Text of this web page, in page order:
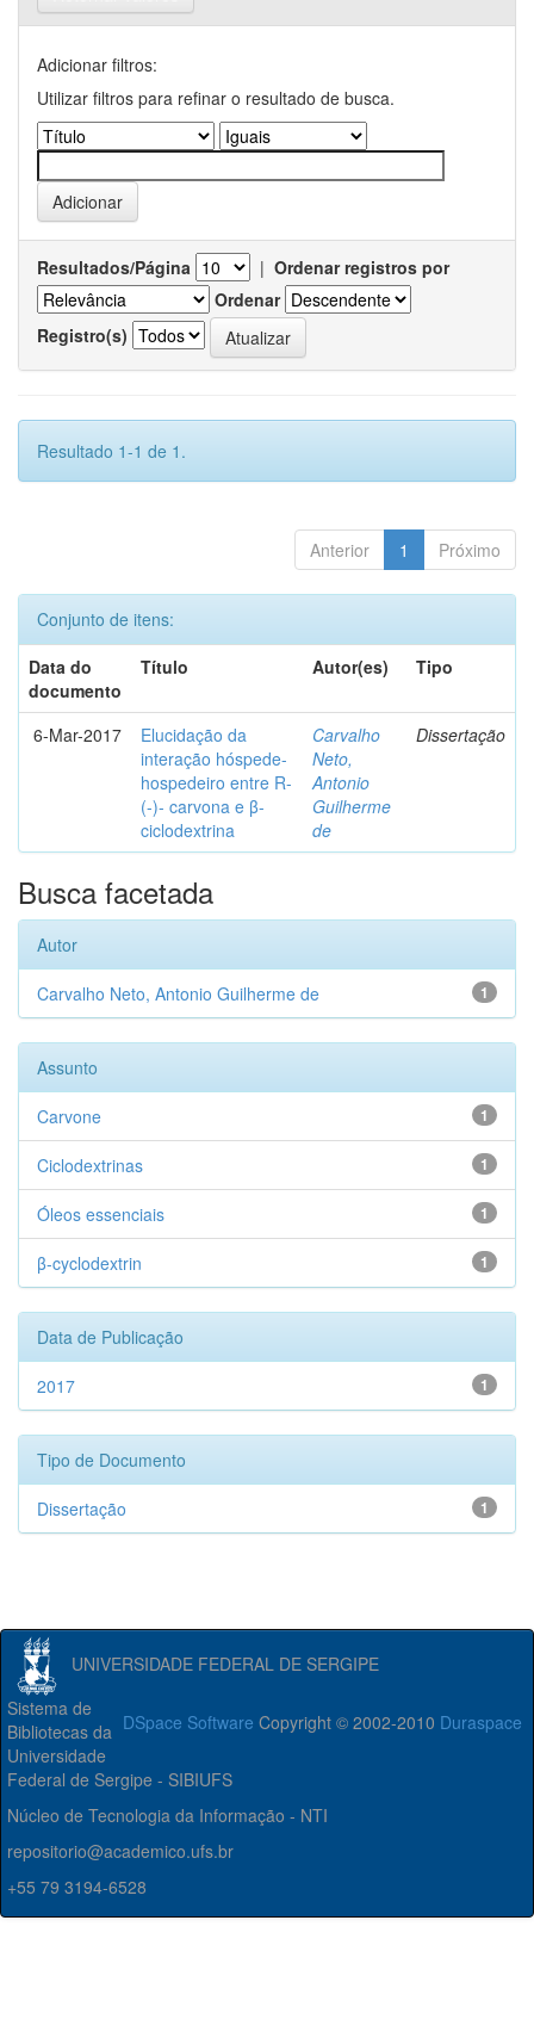
Adicionar filtros:
Utilizar filtros para refinar o resultado de busca.
Resultados/Página | Ordenar registros por
Ordenar
Registro(s)
Resultado 1-1 de 1.
Anterior 1 Próximo
Conjunto de itens:
Data do
documento
Título Autor(es) Tipo
6-Mar-2017
Elucidação da
interação hóspede-
hospedeiro entre R-
(-)- carvona e β-
ciclodextrina
Carvalho
Neto,
Antonio
Guilherme
de
Dissertação
Busca facetada
Autor
1
Carvalho Neto, Antonio Guilherme de
Assunto
1
Carvone
1
Ciclodextrinas
1
Óleos essenciais
1
β-cyclodextrin
Data de Publicação
1
2017
Tipo de Documento
1
Dissertação
UNIVERSIDADE FEDERAL DE SERGIPE
DSpace Software Copyright © 2002-2010 Duraspace
Sistema de
Bibliotecas da
Universidade
Federal de Sergipe - SIBIUFS
Núcleo de Tecnologia da Informação - NTI
repositorio@academico.ufs.br
+55 79 3194-6528